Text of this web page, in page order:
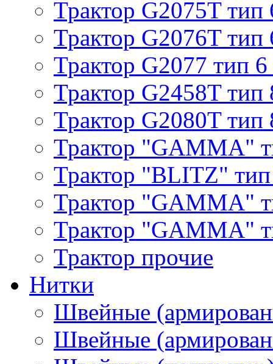
Трактор G2075T тип
Трактор G2076T тип
Трактор G2077 тип 6
Трактор G2458T тип
Трактор G2080T тип
Трактор "GAMMA"
Трактор "BLITZ"
Трактор "GAMMA"
Трактор "GAMMA"
Трактор прочие
Нитки
Швейные
Швейные